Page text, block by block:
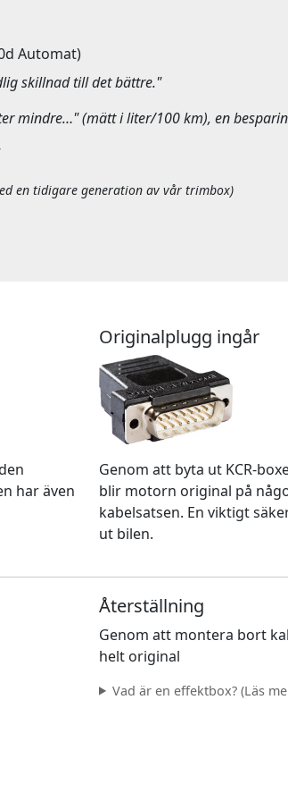
Automat)
skillnad till det bättre."
mindre…" (mätt i liter/100 km), en
en tidigare generation av vår trimbox)
har även
Originalplugg ingår
Genom att byta ut KCR-
blir motorn original på
kabelsatsen. En viktigt
ut bilen.
Återställning
Genom att montera bort
helt original
Vad är en effektbox? (Läs